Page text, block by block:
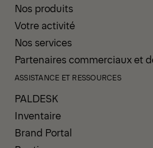
Nos produits
Votre activité
Nos services
Partenaires commerciaux et
ASSISTANCE ET RESSOURCES
PALDESK
Inventaire
Brand Portal